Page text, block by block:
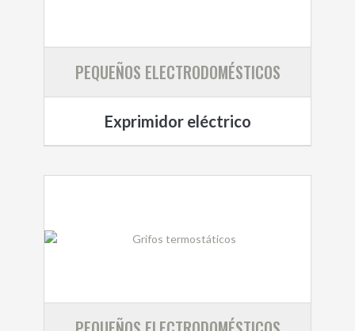
PEQUEÑOS ELECTRODOMÉSTICOS
Exprimidor eléctrico